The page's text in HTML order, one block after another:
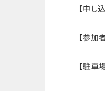
【申し
（
【参加
ただ
【駐
近